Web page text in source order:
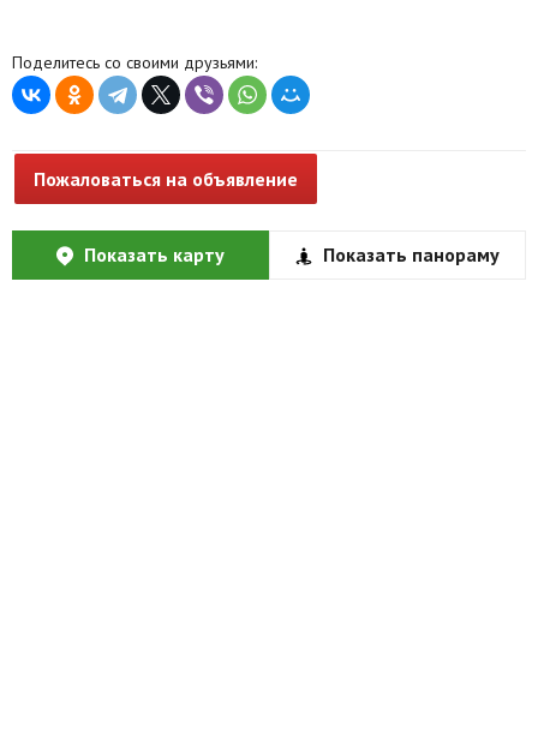
Поделитесь со своими друзьями:
Пожаловаться на объявление
Показать карту Показать панораму